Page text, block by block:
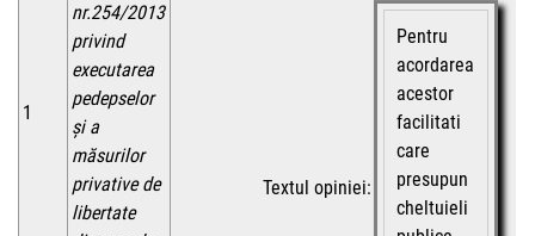
1
nr.254/2013
privind
executarea
pedepselor
şi a
măsurilor
privative de
libertate
Textul opiniei:
Pentru
acordarea
acestor
facilitati
care
presupun
cheltuieli